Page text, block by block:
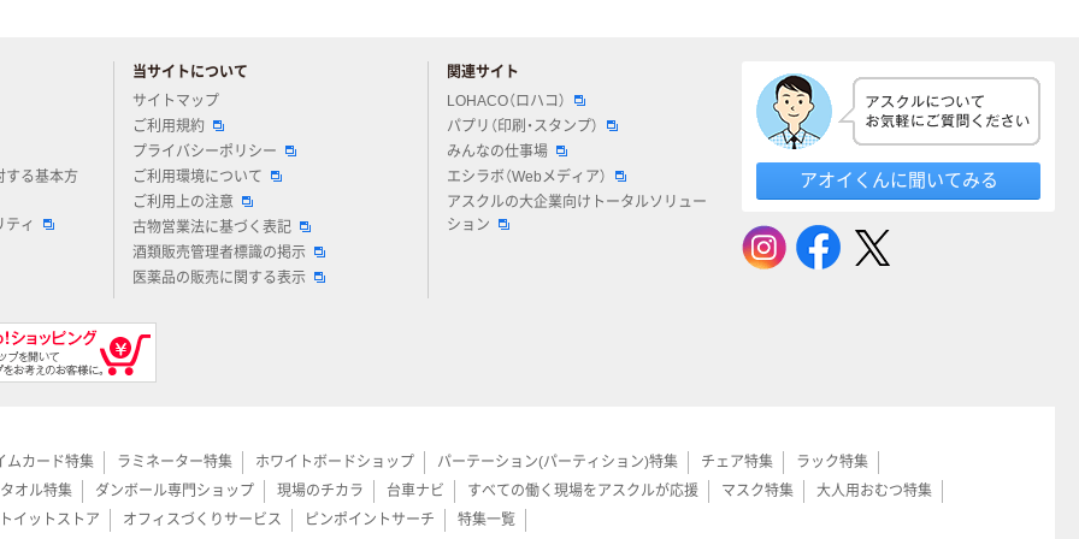
する基本方
ティ
当サイトについて
サイトマップ
ご利用規約
プライバシーポリシー
ご利用環境について
ご利用上の注意
古物営業法に基づく表記
酒類販売管理者標識の掲示
医薬品の販売に関する表示
関連サイト
LOHACO（ロハコ）
パプリ（印刷・スタンプ）
みんなの仕事場
エシラボ（Webメディア）
アスクルの大企業向けトータルソリュー
ション
アオイくんに聞いてみる
ムカード特集 ラミネーター特集 ホワイトボードショップ パーテーション(パーティション)特集 チェア特集
ラック特集
タオル特集
ダンボール専門ショップ 現場のチカラ 台車ナビ すべての働く現場をアスクルが応援 マスク特集
大人用おむつ特集
イットストア
オフィスづくりサービス ピンポイントサーチ 特集一覧